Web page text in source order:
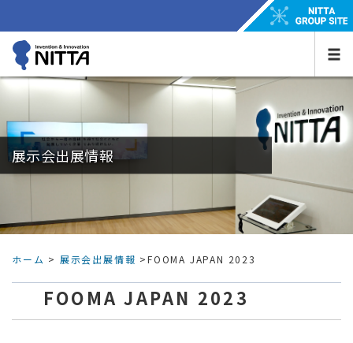
展示会出展情報
ホーム > 展示会出展情報 >FOOMA JAPAN 2023
FOOMA JAPAN 2023